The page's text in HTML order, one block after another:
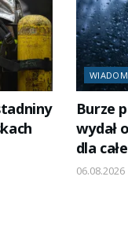
Burze
wydał
dla
06.08.2026